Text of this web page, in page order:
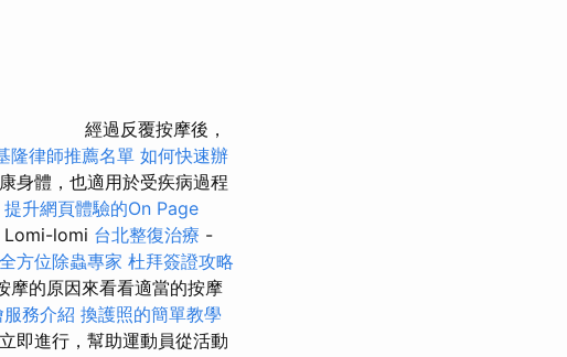
經過反覆按摩後，
隆律師推薦名單 如何快速辦
身體，也適用於受疾病過程
提升網頁體驗的On Page
Lomi-lomi 台北整復治療 -
全方位除蟲專家 杜拜簽證攻略
摩的原因來看看適當的按摩
務介紹 換護照的簡單教學
即進行，幫助運動員從活動